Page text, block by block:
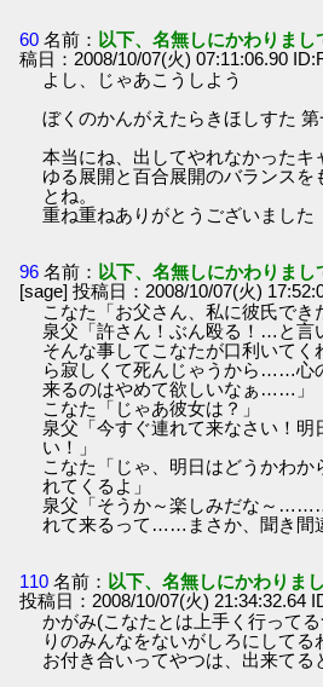
60 名前： 以下、名無しにかわりま
稿日：2008/10/07(火) 07:11:06.90
よし、じゃあこうしよう
ぼくのかんがえたらきほしすた
本当にね、出してやれなかったキ
ゆる展開と百合展開のバランスを
とね。
重ね重ねありがとうございました
96 名前： 以下、名無しにかわりま
[sage] 投稿日：2008/10/07(火)
こなた「お父さん、私に彼氏でき
泉父「許さん！ぶん殴る！…と
そんな事してこなたが口利いてく
ら寂しくて死んじゃうから……心
来るのはやめて欲しいなぁ……」
こなた「じゃあ彼女は？」
泉父「今すぐ連れて来なさい！明
い！」
こなた「じゃ、明日はどうかわか
れてくるよ」
泉父「そうか～楽しみだな～
れて来るって……まさか、聞き間
110 名前： 以下、名無しにかわりま
投稿日：2008/10/07(火) 21:34:32.64
かがみ(こなたとは上手く行って
りのみんなをないがしろにして
お付き合いってやつは、出来て